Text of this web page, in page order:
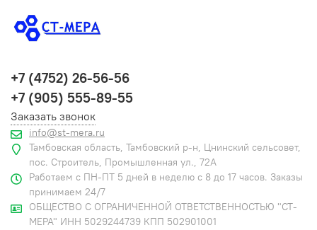
+7 (4752) 26-56-56
+7 (905) 555-89-55
Заказать звонок
info@st-mera.ru
Тамбовская область, Тамбовский р-н, Цнинский сельсовет,
пос. Строитель, Промышленная ул., 72А
Работаем с ПН-ПТ 5 дней в неделю с 8 до 17 часов. Заказы
принимаем 24/7
ОБЩЕСТВО С ОГРАНИЧЕННОЙ ОТВЕТСТВЕННОСТЬЮ "СТ-
МЕРА" ИНН 5029244739 КПП 502901001